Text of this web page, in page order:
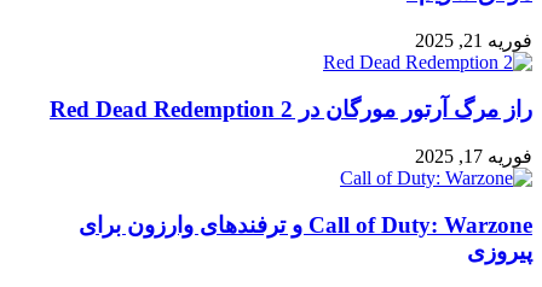
فوریه 21, 2025
راز مرگ آرتور مورگان در Red Dead Redemption 2
فوریه 17, 2025
Call of Duty: Warzone و ترفندهای وارزون برای
پیروزی